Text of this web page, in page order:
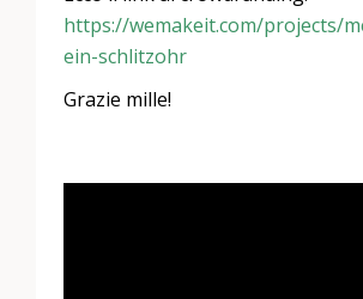
https://wemakeit.com/projects/
ein-schlitzohr
Grazie mille!